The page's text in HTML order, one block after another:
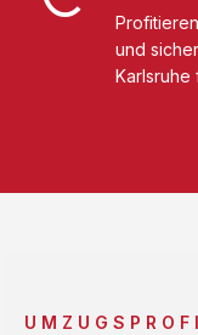
und
Karlsruhe